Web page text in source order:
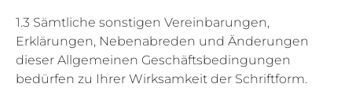
1.3 Sämtliche sonstigen Vereinbarungen,
Erklärungen, Nebenabreden und Änderungen
dieser Allgemeinen Geschäftsbedingungen
bedürfen zu Ihrer Wirksamkeit der Schriftform.